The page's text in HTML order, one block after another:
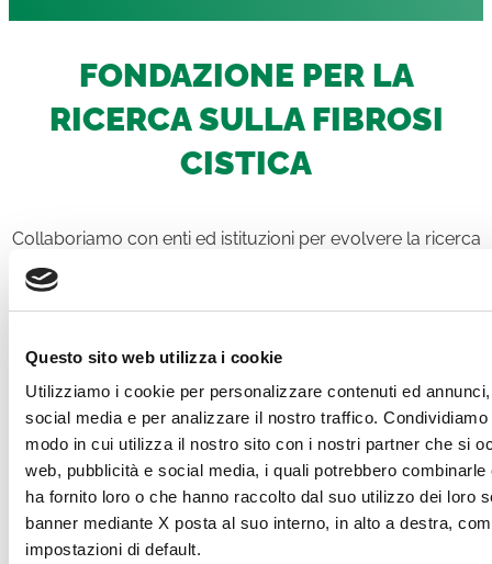
Questo sito web utilizza i cookie
Utilizziamo i cookie per personalizzare contenuti ed
social media e per analizzare il nostro traffico.
modo in cui utilizza il nostro sito con i nostri partner che si
web, pubblicità e social media, i quali potrebbero
ha fornito loro o che hanno raccolto dal suo utilizzo dei loro
banner mediante X posta al suo interno, in alto a destra,
impostazioni di default.
FONDAZIONE PER LA
RICERCA SULLA FIBROSI
CISTICA
Collaboriamo con enti ed istituzioni per evolvere la ricerca
e rendere trasparente il processo di raccolta fondi.